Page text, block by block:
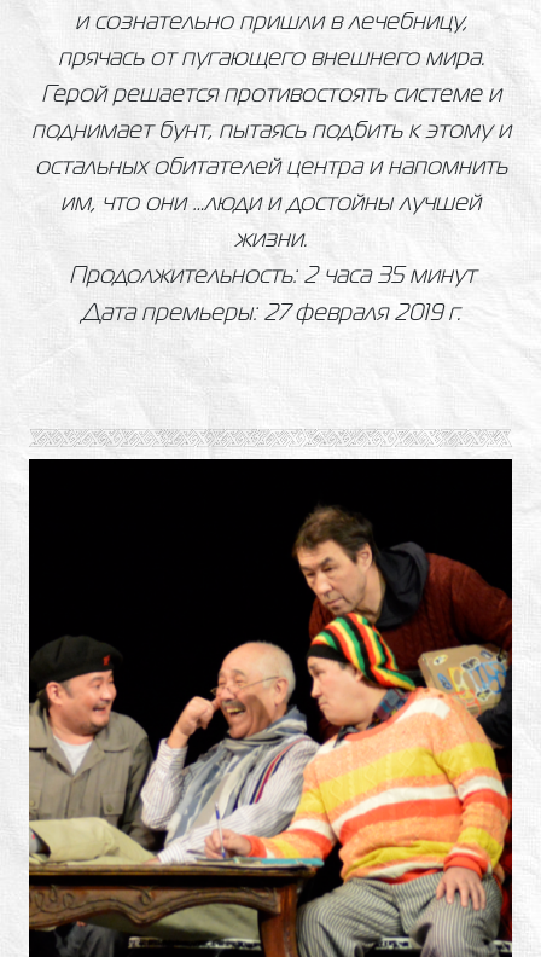
и сознательно пришли в лечебницу,
прячась от пугающего внешнего мира.
Герой решается противостоять системе и
поднимает бунт, пытаясь подбить к этому и
остальных обитателей центра и напомнить
им, что они …люди и достойны лучшей
жизни.
Продолжительность: 2 часа 35 минут
Дата премьеры: 27 февраля 2019 г.